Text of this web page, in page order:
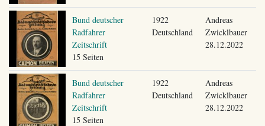
Bund deutscher
Radfahrer
Zeitschrift
15 Seiten
1922
Deutschland
Andreas
Zwicklbauer
28.12.2022
Bund deutscher
Radfahrer
Zeitschrift
15 Seiten
1922
Deutschland
Andreas
Zwicklbauer
28.12.2022